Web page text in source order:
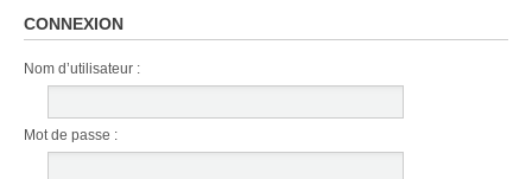
CONNEXION
Nom d’utilisateur :
Mot de passe :